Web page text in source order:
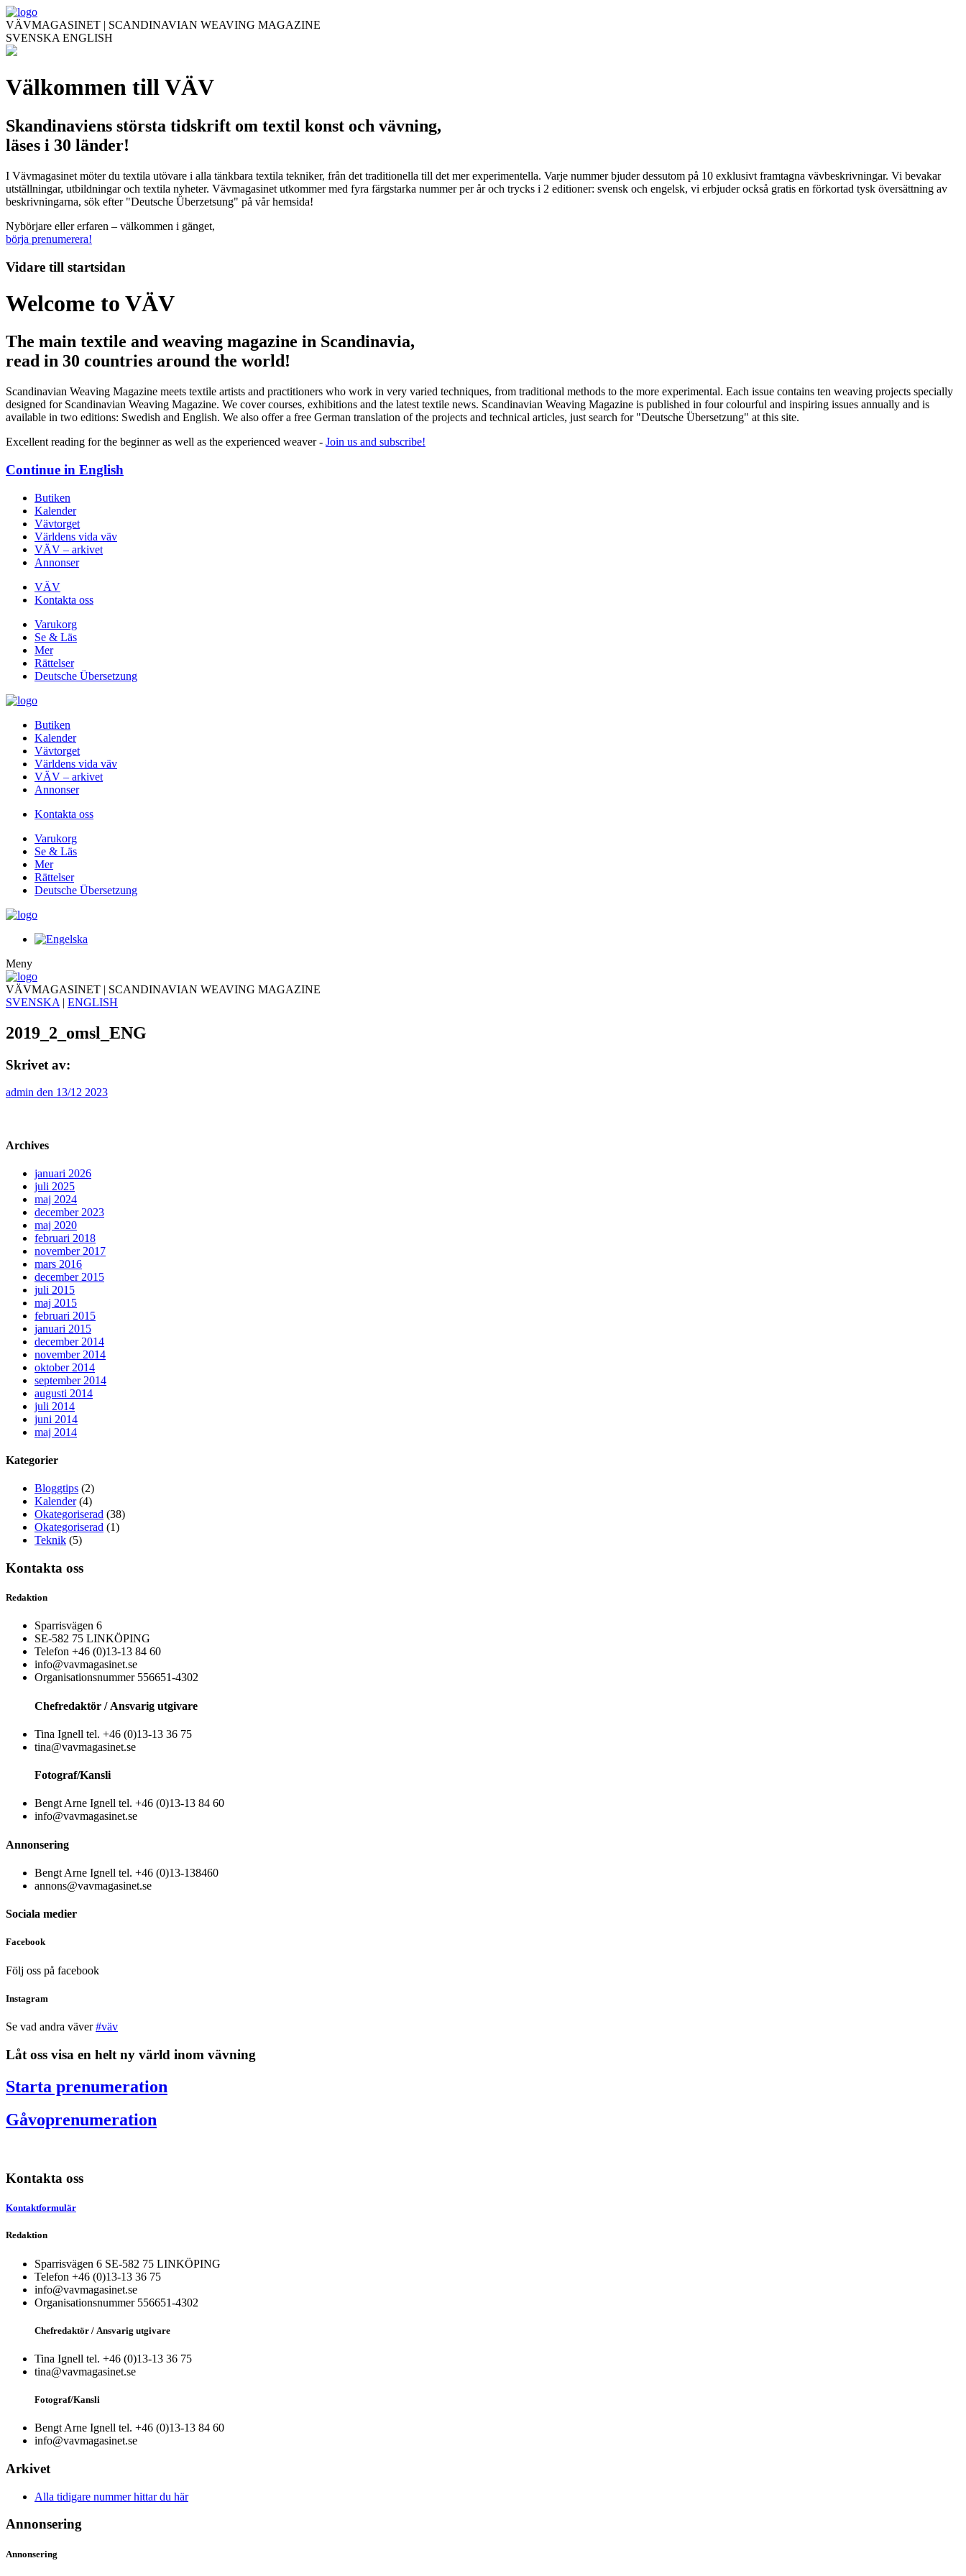
VÄVMAGASINET | SCANDINAVIAN WEAVING MAGAZINE
SVENSKA ENGLISH
Välkommen till VÄV
Skandinaviens största tidskrift om textil konst och vävning,
läses i 30 länder!
I Vävmagasinet möter du textila utövare i alla tänkbara textila tekniker, från det traditionella till det mer experimentella. Varje nummer bjuder dessutom på 10 exklusivt framtagna vävbeskrivningar. Vi bevakar
utställningar, utbildningar och textila nyheter. Vävmagasinet utkommer med fyra färgstarka nummer per år och trycks i 2 editioner: svensk och engelsk, vi erbjuder också gratis en förkortad tysk översättning av
beskrivningarna, sök efter "Deutsche Überzetsung" på vår hemsida!
Nybörjare eller erfaren – välkommen i gänget,
börja prenumerera!
Vidare till startsidan
Welcome to VÄV
The main textile and weaving magazine in Scandinavia,
read in 30 countries around the world!
Scandinavian Weaving Magazine meets textile artists and practitioners who work in very varied techniques, from traditional methods to the more experimental. Each issue contains ten weaving projects specially
designed for Scandinavian Weaving Magazine. We cover courses, exhibitions and the latest textile news. Scandinavian Weaving Magazine is published in four colourful and inspiring issues annually and is
available in two editions: Swedish and English. We also offer a free German translation of the projects and technical articles, just search for "Deutsche Übersetzung" at this site.
Excellent reading for the beginner as well as the experienced weaver - Join us and subscribe!
Continue in English
Butiken
Kalender
Vävtorget
Världens vida väv
VÄV – arkivet
Annonser
VÄV
Kontakta oss
Varukorg
Se & Läs
Mer
Rättelser
Deutsche Übersetzung
Butiken
Kalender
Vävtorget
Världens vida väv
VÄV – arkivet
Annonser
Kontakta oss
Varukorg
Se & Läs
Mer
Rättelser
Deutsche Übersetzung
Meny
VÄVMAGASINET | SCANDINAVIAN WEAVING MAGAZINE
SVENSKA | ENGLISH
2019_2_omsl_ENG
Skrivet av:
admin den 13/12 2023
Archives
januari 2026
juli 2025
maj 2024
december 2023
maj 2020
februari 2018
november 2017
mars 2016
december 2015
juli 2015
maj 2015
februari 2015
januari 2015
december 2014
november 2014
oktober 2014
september 2014
augusti 2014
juli 2014
juni 2014
maj 2014
Kategorier
Bloggtips (2)
Kalender(4)
Okategoriserad (38)
Okategoriserad (1)
Teknik (5)
Kontakta oss
Redaktion
Sparrisvägen 6
SE-582 75 LINKÖPING
Telefon +46 (0)13-13 84 60
info@vavmagasinet.se
Organisationsnummer 556651-4302
Chefredaktör / Ansvarig utgivare
Tina Ignell tel. +46 (0)13-13 36 75
tina@vavmagasinet.se
Fotograf/Kansli
Bengt Arne Ignell tel. +46 (0)13-13 84 60
info@vavmagasinet.se
Annonsering
Bengt Arne Ignell tel. +46 (0)13-138460
annons@vavmagasinet.se
Sociala medier
Facebook
Följ oss på facebook
Instagram
Se vad andra väver#väv
Låt oss visa en helt ny värld inom vävning
Starta prenumeration
Gåvoprenumeration
Kontakta oss
Kontaktformulär
Redaktion
Sparrisvägen 6 SE-582 75 LINKÖPING
Telefon +46 (0)13-13 36 75
info@vavmagasinet.se
Organisationsnummer 556651-4302
Chefredaktör / Ansvarig utgivare
Tina Ignell tel. +46 (0)13-13 36 75
tina@vavmagasinet.se
Fotograf/Kansli
Bengt Arne Ignell tel. +46 (0)13-13 84 60
info@vavmagasinet.se
Arkivet
Alla tidigare nummer hittar du här
Annonsering
Annonsering